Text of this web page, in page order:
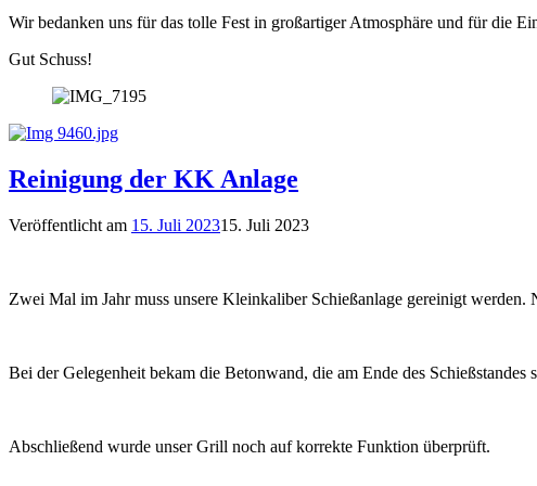
Wir bedanken uns für das tolle Fest in großartiger Atmosphäre und für die
Gut Schuss!
Reinigung der KK Anlage
Veröffentlicht am 15. Juli 202315. Juli 2023
Zwei Mal im Jahr muss unsere Kleinkaliber Schießanlage gereinigt
Bei der Gelegenheit bekam die Betonwand, die am Ende des Schießstandes
Abschließend wurde unser Grill noch auf korrekte Funktion überprüft.